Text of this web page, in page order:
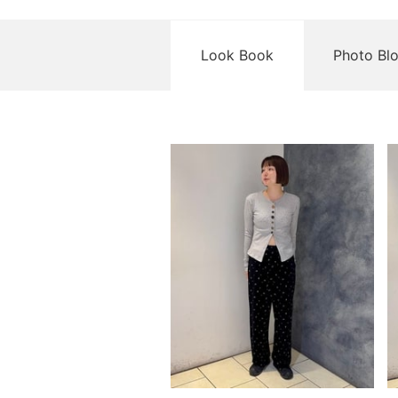
Look Book Photo